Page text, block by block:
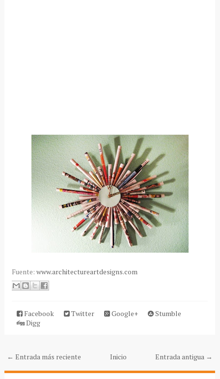
Fuente: www.architectureartdesigns.com
Facebook Twitter Google+
Stumble
Digg
← Entrada más reciente Entrada antigua →
Inicio